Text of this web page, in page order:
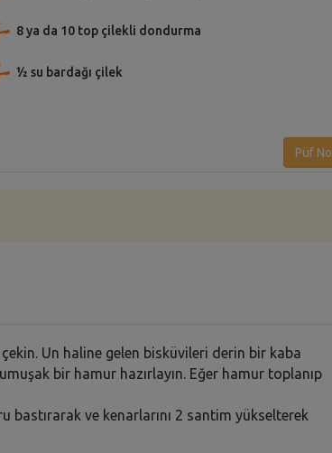
8 ya da 10 top çilekli dondurma
½ su bardağı çilek
Püf
Un haline gelen bisküvileri derin bir kaba
bir hamur hazırlayın. Eğer hamur toplanıp
bastırarak ve kenarlarını 2 santim yükselterek